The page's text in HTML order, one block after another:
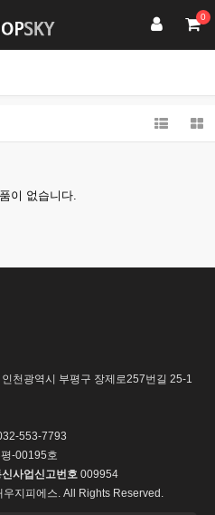
0
이 없습니다.
인천광역시 부평구 장제로257번길 25-1
553-7793
-00195호
신사업신고번호 009954
지피에스. All Rights Reserved.